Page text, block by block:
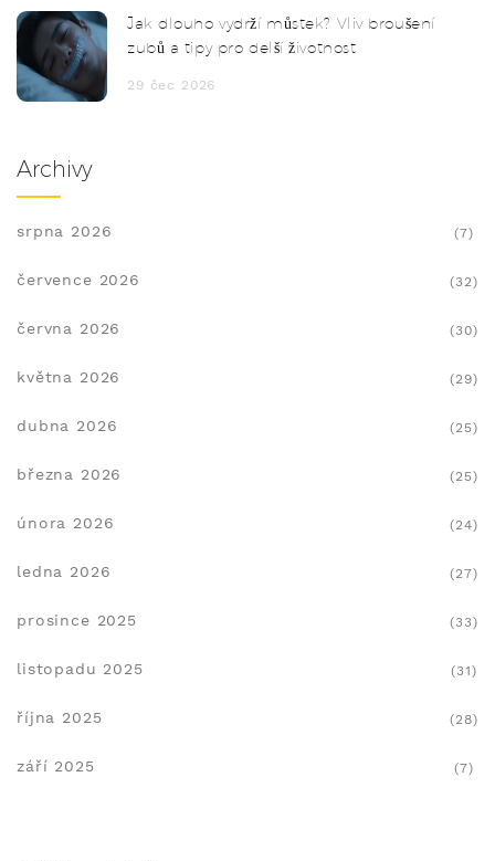
Jak dlouho vydrží můstek? Vliv broušení
zubů a tipy pro delší životnost
29 čec 2026
Archivy
srpna 2026 (7)
července 2026 (32)
června 2026 (30)
května 2026 (29)
dubna 2026 (25)
března 2026 (25)
února 2026 (24)
ledna 2026 (27)
prosince 2025 (33)
listopadu 2025 (31)
října 2025 (28)
září 2025 (7)